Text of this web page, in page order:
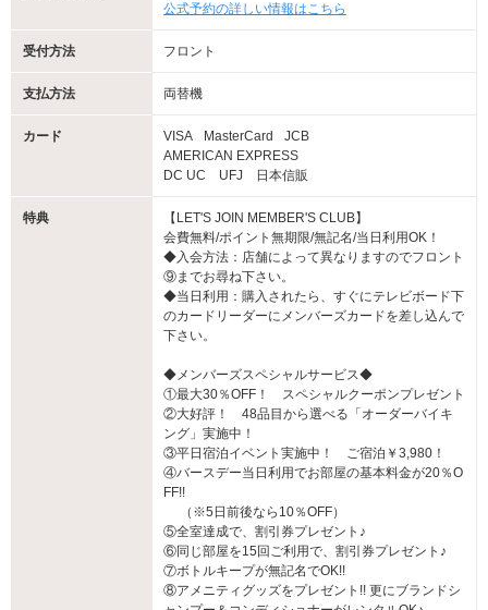
公式予約の詳しい情報はこちら
受付方法 フロント
支払方法 両替機
カード VISA MasterCard
JCB
AMERICAN EXPRESS
DC UC UFJ 日本信販
特典
【LET'S JOIN MEMBER'S CLUB】
会費無料/ポイント無期限/無記名/当日利用OK！
◆入会方法：店舗によって異なりますのでフロント
⑨までお尋ね下さい。
◆当日利用：購入されたら、すぐにテレビボード下
のカードリーダーにメンバーズカードを差し込んで
下さい。
◆メンバーズスペシャルサービス◆
①最大30％OFF！ スペシャルクーポンプレゼント
②大好評！ 48品目から選べる「オーダーバイキ
ング」実施中！
③平日宿泊イベント実施中！ ご宿泊￥3,980！
④バースデー当日利用でお部屋の基本料金が20％O
FF!!
（※5日前後なら10％OFF）
⑤全室達成で、割引券プレゼント♪
⑥同じ部屋を15回ご利用で、割引券プレゼント♪
⑦ボトルキープが無記名でOK!!
⑧アメニティグッズをプレゼント!! 更にブランドシ